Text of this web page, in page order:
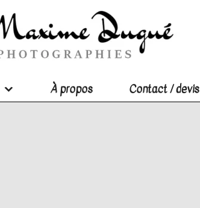
À propos Contact / devis